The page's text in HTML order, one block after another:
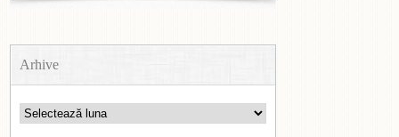
Arhive
Arhive